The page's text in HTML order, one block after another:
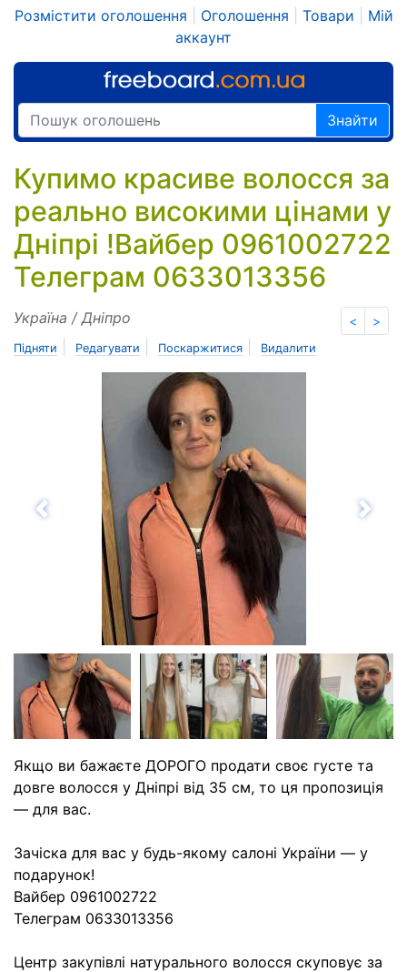
Розмістити оголошення Оголошення Товари
Мій
аккаунт
Знайти
Купимо красиве волосся за
реально високими цінами у
Дніпрі !Вайбер 0961002722
Телеграм 0633013356
< >
Україна / Дніпро
Підняти Редагувати Поскаржитися Видалити
Назад
Якщо ви бажаєте ДОРОГО продати своє густе та
довге волосся у Дніпрі від 35 см, то ця пропозиція
— для вас.
Зачіска для вас у будь-якому салоні України — у
подарунок!
Вайбер 0961002722
Телеграм 0633013356
Центр закупівлі натурального волосся скуповує за